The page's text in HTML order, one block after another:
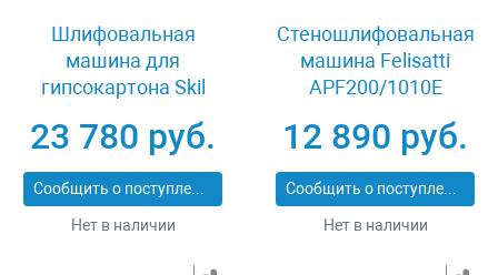
Шлифовальная
машина для
гипсокартона Skil
23 780 руб.
Сообщить о поступлении
Нет в наличии
Стеношлифовальная
машина Felisatti
APF200/1010E
12 890 руб.
Сообщить о поступлении
Нет в наличии